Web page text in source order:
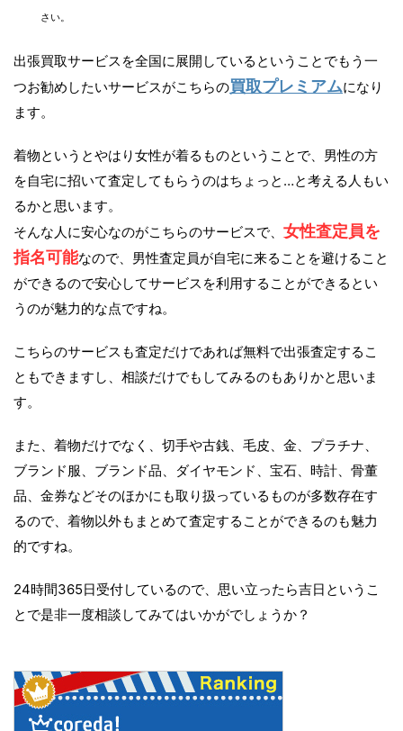
さい。
出張買取サービスを全国に展開しているということでもう一
つお勧めしたいサービスがこちらの買取プレミアムになり
ます。
着物というとやはり女性が着るものということで、男性の方
を自宅に招いて査定してもらうのはちょっと…と考える人もい
るかと思います。
そんな人に安心なのがこちらのサービスで、 女性査定員を
指名可能なので、男性査定員が自宅に来ることを避けること
ができるので安心してサービスを利用することができるとい
うのが魅力的な点ですね。
こちらのサービスも査定だけであれば無料で出張査定するこ
ともできますし、相談だけでもしてみるのもありかと思いま
す。
また、着物だけでなく、切手や古銭、毛皮、金、プラチナ、
ブランド服、ブランド品、ダイヤモンド、宝石、時計、骨董
品、金券などそのほかにも取り扱っているものが多数存在す
るので、着物以外もまとめて査定することができるのも魅力
的ですね。
24時間365日受付しているので、思い立ったら吉日というこ
とで是非一度相談してみてはいかがでしょうか？